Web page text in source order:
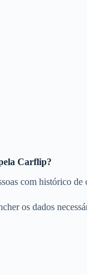
Carflip?
com histórico de
os dados